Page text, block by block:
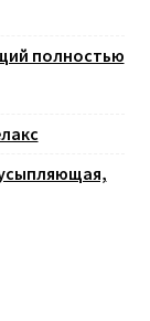
полностью